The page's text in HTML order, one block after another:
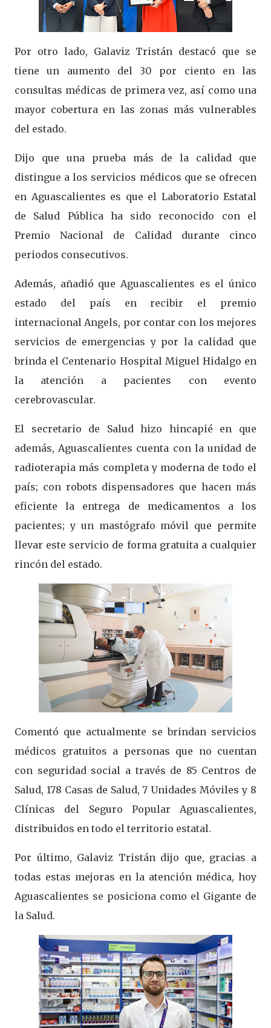
Por otro lado, Galaviz Tristán destacó que se
tiene un aumento del 30 por ciento en las
consultas médicas de primera vez, así como una
mayor cobertura en las zonas más vulnerables
del estado.
Dijo que una prueba más de la calidad que
distingue a los servicios médicos que se ofrecen
en Aguascalientes es que el Laboratorio Estatal
de Salud Pública ha sido reconocido con el
Premio Nacional de Calidad durante cinco
periodos consecutivos.
Además, añadió que Aguascalientes es el único
estado del país en recibir el premio
internacional Angels, por contar con los mejores
servicios de emergencias y por la calidad que
brinda el Centenario Hospital Miguel Hidalgo en
la atención a pacientes con evento
cerebrovascular.
El secretario de Salud hizo hincapié en que
además, Aguascalientes cuenta con la unidad de
radioterapia más completa y moderna de todo el
país; con robots dispensadores que hacen más
eficiente la entrega de medicamentos a los
pacientes; y un mastógrafo móvil que permite
llevar este servicio de forma gratuita a cualquier
rincón del estado.
Comentó que actualmente se brindan servicios
médicos gratuitos a personas que no cuentan
con seguridad social a través de 85 Centros de
Salud, 178 Casas de Salud, 7 Unidades Móviles y 8
Clínicas del Seguro Popular Aguascalientes,
distribuidos en todo el territorio estatal.
Por último, Galaviz Tristán dijo que, gracias a
todas estas mejoras en la atención médica, hoy
Aguascalientes se posiciona como el Gigante de
la Salud.